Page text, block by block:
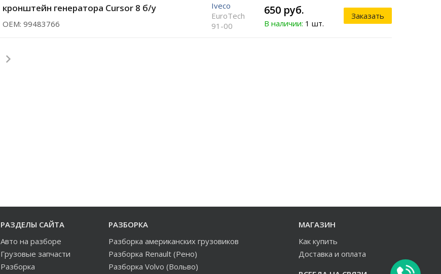
кронштейн генератора Cursor 8 б/у
ОЕМ: 99483766
Iveco
EuroTech
91-00
650 руб.
В наличии: 1 шт.
Заказать
РАЗДЕЛЫ САЙТА
Авто на разборе
Грузовые запчасти
Разборка
РАЗБОРКА
Разборка американских грузовиков
Разборка Renault (Рено)
Разборка Volvo (Вольво)
МАГАЗИН
Как купить
Доставка и оплата